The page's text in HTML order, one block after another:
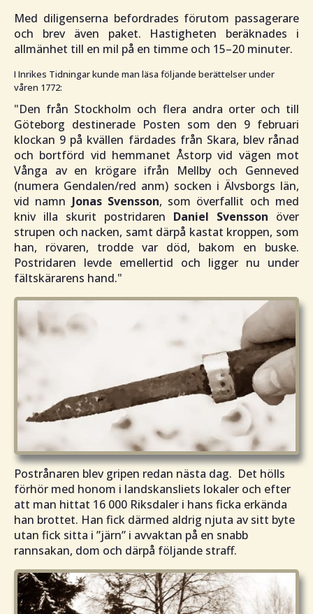
Med diligenserna befordrades förutom passagerare
och brev även paket. Hastigheten beräknades i
allmänhet till en mil på en timme och 15–20 minuter.
I Inrikes Tidningar kunde man läsa följande berättelser under
våren 1772:
"Den från Stockholm och flera andra orter och till
Göteborg destinerade Posten som den 9 februari
klockan 9 på kvällen färdades från Skara, blev rånad
och bortförd vid hemmanet Åstorp vid vägen mot
Vånga av en krögare ifrån Mellby och Genneved
(numera Gendalen/red anm) socken i Älvsborgs län,
vid namn Jonas Svensson, som överfallit och med
kniv illa skurit postridaren Daniel Svensson över
strupen och nacken, samt därpå kastat kroppen, som
han, rövaren, trodde var död, bakom en buske.
Postridaren levde emellertid och ligger nu under
fältskärarens hand."
Postrånaren blev gripen redan nästa dag. Det hölls
förhör med honom i landskansliets lokaler och efter
att man hittat 16 000 Riksdaler i hans ficka erkända
han brottet. Han fick därmed aldrig njuta av sitt byte
utan fick sitta i ”järn” i avvaktan på en snabb
rannsakan, dom och därpå följande straff.